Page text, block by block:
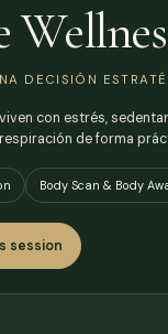
DECISIÓN
con estrés,
de forma
Body Scan & Body
session